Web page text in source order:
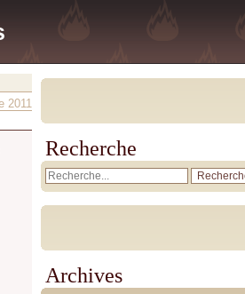
2011
Recherche
Archives